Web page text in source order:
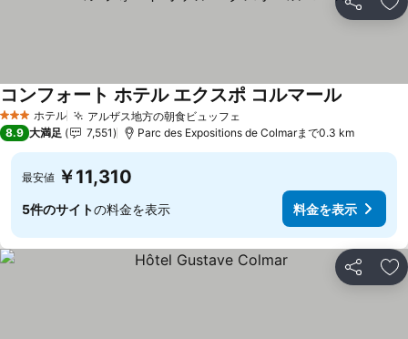
シェア お
3 ホテルのランク
ホテル アルザス地方の朝食ビュッフェ
コンフォート ホテル エクスポ コルマール
8.9 大満足 7,551 Parc des Expositions de Colmarまで0.3 km
最安値 ￥11,310
5件のサイトの料金を表示 料金を表示
シェア お